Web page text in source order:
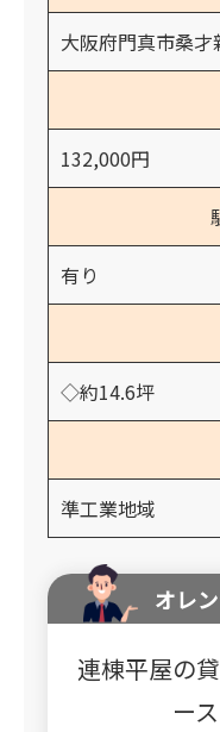
大阪府門真市桑才
132,000円
有り
◇約14.6坪
準工業地域
オレ
連棟平屋の
ー